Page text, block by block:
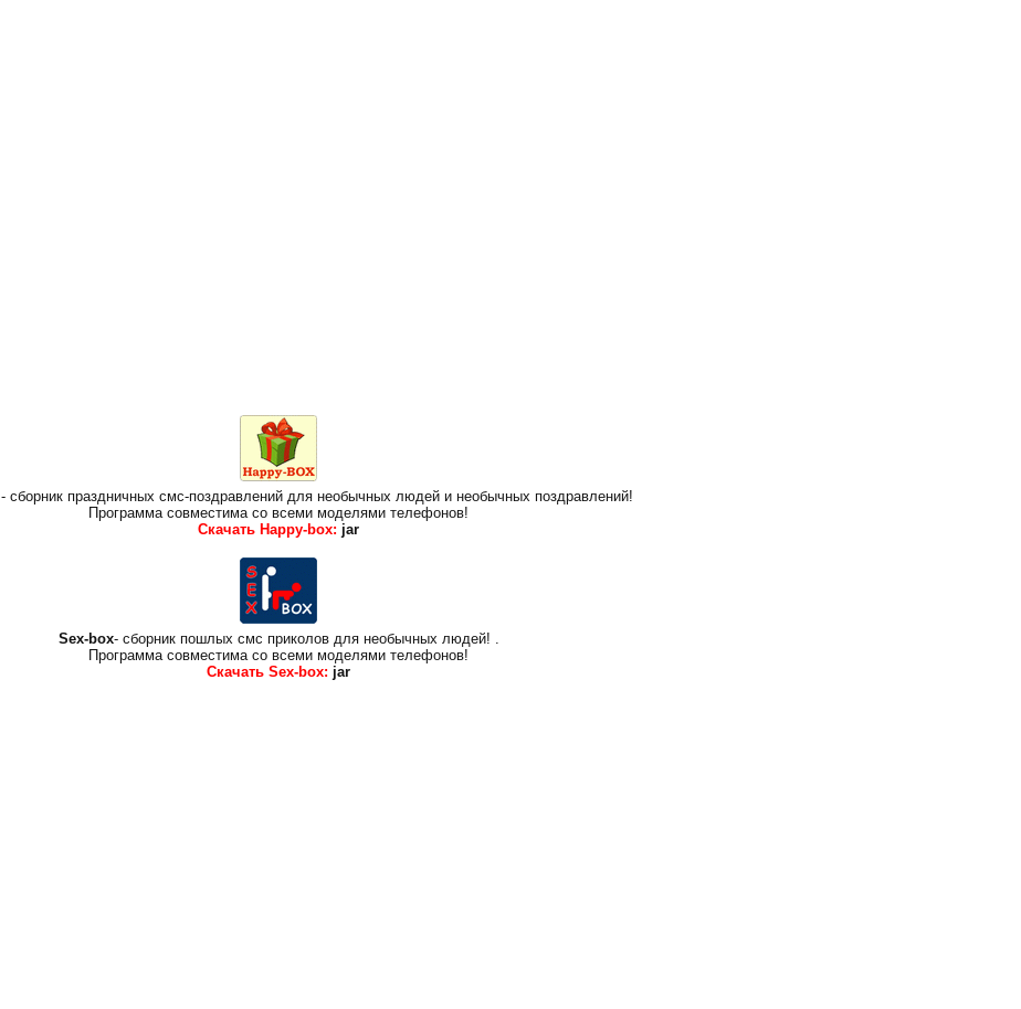
- сборник праздничных смс-поздравлений для необычных людей и необычных поздравлений!
Программа совместима со всеми моделями телефонов!
Скачать Happy-box: jar
Sex-box- сборник пошлых смс приколов для необычных людей! .
Программа совместима со всеми моделями телефонов!
Скачать Sex-box: jar